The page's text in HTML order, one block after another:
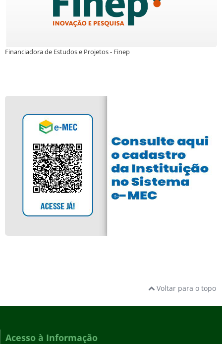
Financiadora de Estudos e Projetos - Finep
Voltar para o topo
Acesso à Informação